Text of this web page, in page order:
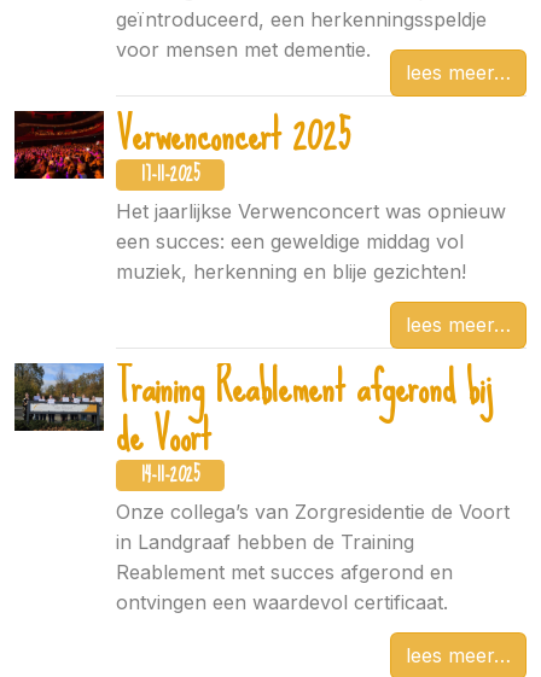
geïntroduceerd, een herkenningsspeldje
voor mensen met dementie.
lees meer
Verwenconcert 2025
17-11-2025
Het jaarlijkse Verwenconcert was opnieuw
een succes: een geweldige middag vol
muziek, herkenning en blije gezichten!
lees meer
Training Reablement afgerond bij
de Voort
14-11-2025
Onze collega’s van Zorgresidentie de Voort
in Landgraaf hebben de Training
Reablement met succes afgerond en
ontvingen een waardevol certificaat.
lees meer